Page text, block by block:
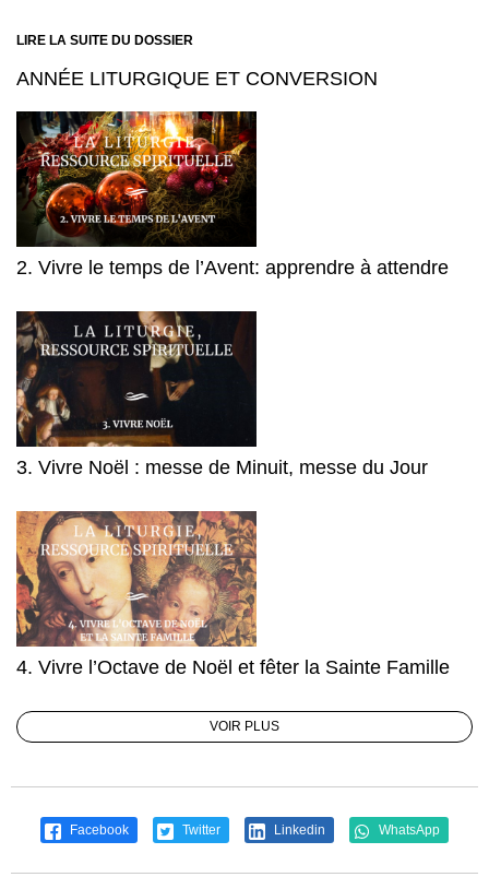
LIRE LA SUITE DU DOSSIER
ANNÉE LITURGIQUE ET CONVERSION
2. Vivre le temps de l’Avent: apprendre à attendre
3. Vivre Noël : messe de Minuit, messe du Jour
4. Vivre l’Octave de Noël et fêter la Sainte Famille
VOIR PLUS
Facebook Twitter Linkedin WhatsApp